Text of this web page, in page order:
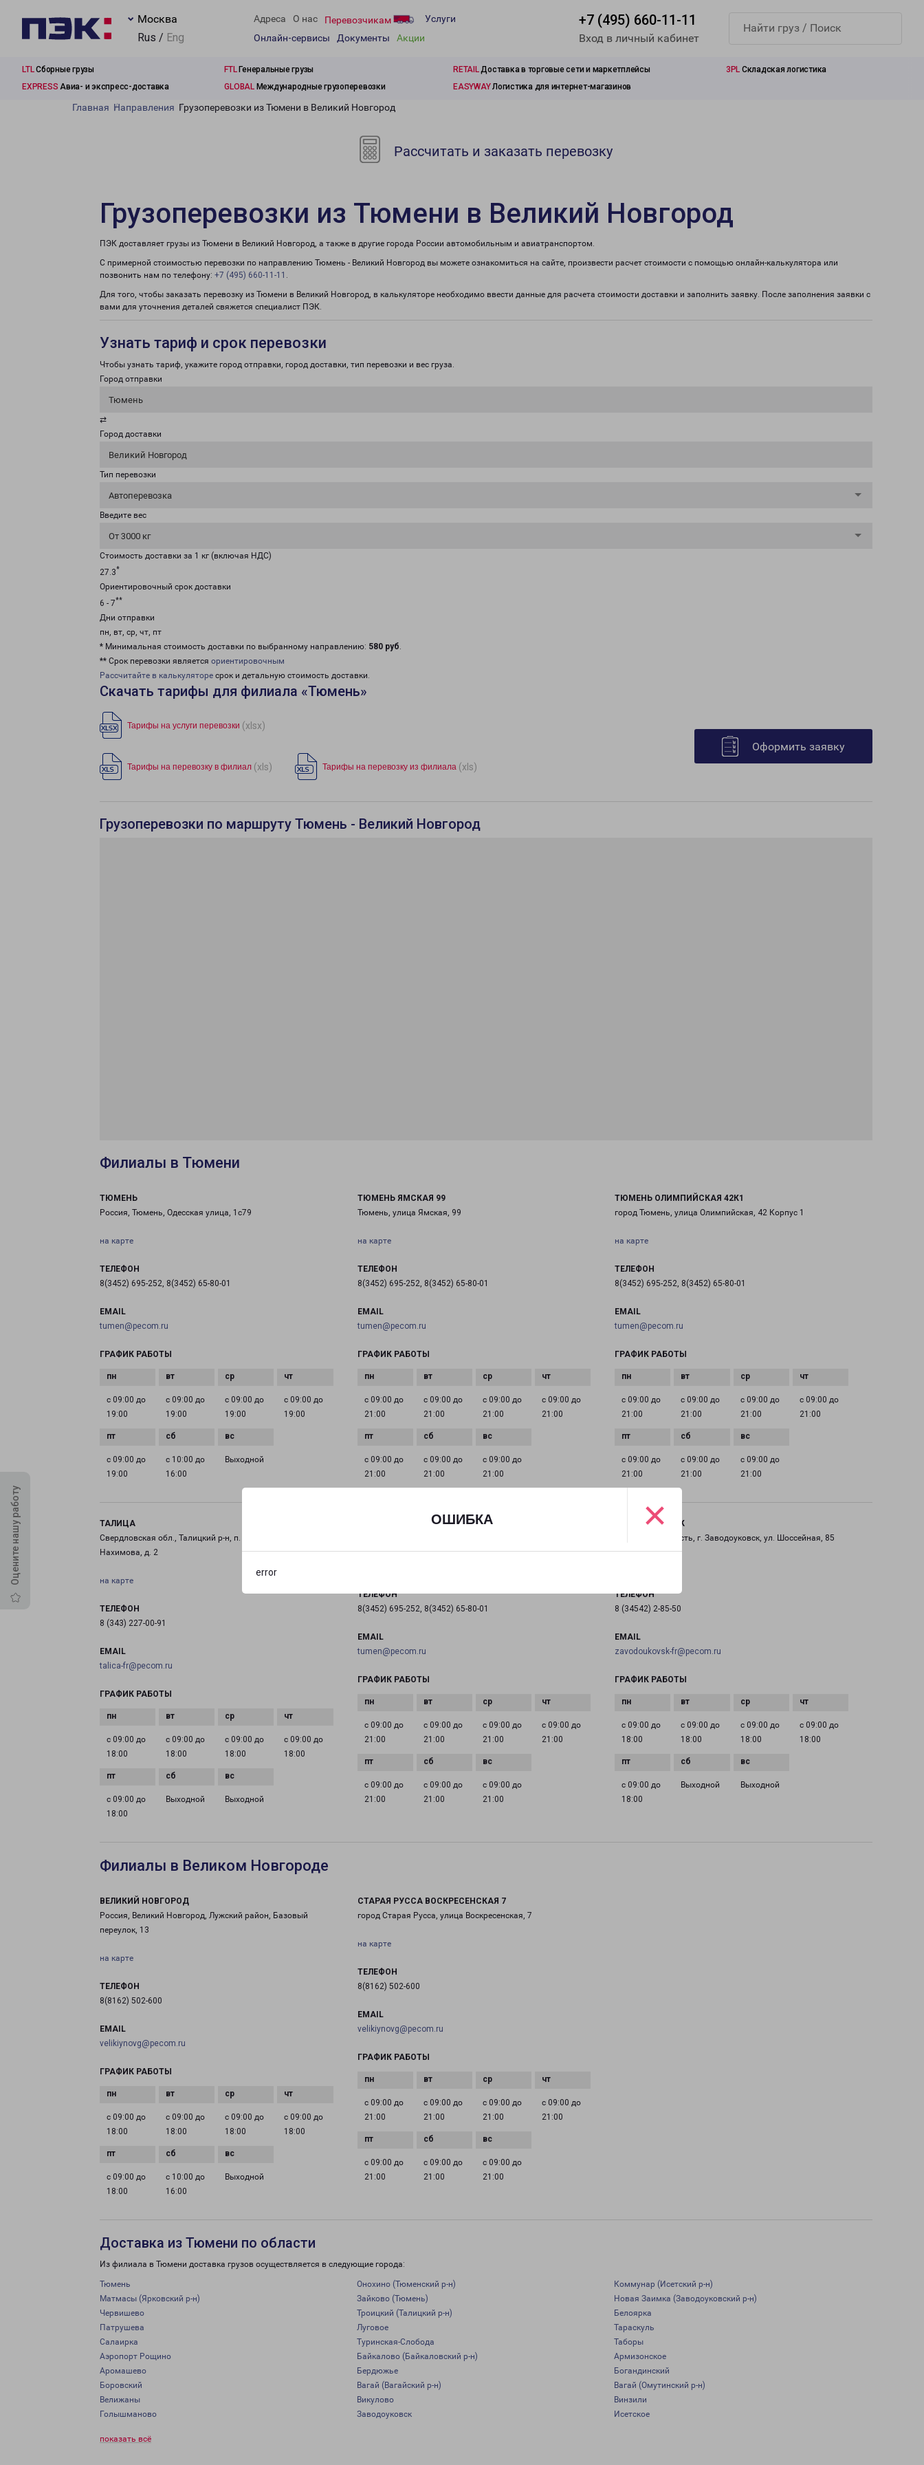
ОШИБКА
error
×
Москва
Rus / Eng
Адреса О нас Перевозчикам
Услуги
Онлайн-сервисы
Документы Акции
+7 (495) 660-11-11
Вход в личный кабинет
LTLСборные грузы FTLГенеральные грузы RETAILДоставка в торговые сети и маркетплейсы 3PL Складская логистика
EXPRESS Авиа- и экспресс-доставка GLOBALМеждународные грузоперевозки EASYWAYЛогистика для интернет-магазинов
Оцените нашу работу
Главная Направления Грузоперевозки из Тюмени в Великий Новгород
Рассчитать и заказать перевозку
Грузоперевозки из Тюмени в Великий Новгород
ПЭК доставляет грузы из Тюмени в Великий Новгород, а также в другие города России автомобильным и авиатранспортом.
С примерной стоимостью перевозки по направлению Тюмень - Великий Новгород вы можете ознакомиться на сайте, произвести расчет стоимости с помощью онлайн-калькулятора или
позвонить нам по телефону: +7 (495) 660-11-11 .
Для того, чтобы заказать перевозку из Тюмени в Великий Новгород, в калькуляторе необходимо ввести данные для расчета стоимости доставки и заполнить заявку. После заполнения заявки с
вами для уточнения деталей свяжется специалист ПЭК.
Узнать тариф и срок перевозки
Чтобы узнать тариф, укажите город отправки, город доставки, тип перевозки и вес груза.
Город отправки
Тюмень
⇄
Город доставки
Великий Новгород
Тип перевозки
Автоперевозка
Введите вес
От 3000 кг
Стоимость доставки за 1 кг (включая НДС)
27.3*
Ориентировочный срок доставки
6 - 7**
Дни отправки
пн, вт, ср, чт, пт
* Минимальная стоимость доставки по выбранному направлению: 580 руб.
** Срок перевозки является ориентировочным
Рассчитайте в калькуляторе срок и детальную стоимость доставки.
Скачать тарифы для филиала «Тюмень»
Тарифы на услуги перевозки (xlsx)
Тарифы на перевозку в филиал (xls) Тарифы на перевозку из филиала (xls)
Оформить заявку
Грузоперевозки по маршруту Тюмень - Великий Новгород
Филиалы в Тюмени
ТЮМЕНЬ
Россия, Тюмень, Одесская улица, 1с79
на карте
ТЕЛЕФОН
8(3452) 695-252, 8(3452) 65-80-01
EMAIL
tumen@pecom.ru
ГРАФИК РАБОТЫ
с 09:00 до
19:00
с 09:00 до
19:00
с 09:00 до
19:00
с 09:00 до
19:00
с 09:00 до
19:00
с 10:00 до
16:00
Выходной
ТЮМЕНЬ ЯМСКАЯ 99
Тюмень, улица Ямская, 99
на карте
ТЕЛЕФОН
8(3452) 695-252, 8(3452) 65-80-01
EMAIL
tumen@pecom.ru
ГРАФИК РАБОТЫ
с 09:00 до
21:00
с 09:00 до
21:00
с 09:00 до
21:00
с 09:00 до
21:00
с 09:00 до
21:00
с 09:00 до
21:00
с 09:00 до
21:00
ТЮМЕНЬ ОЛИМПИЙСКАЯ 42К1
город Тюмень, улица Олимпийская, 42 Корпус 1
на карте
ТЕЛЕФОН
8(3452) 695-252, 8(3452) 65-80-01
EMAIL
tumen@pecom.ru
ГРАФИК РАБОТЫ
с 09:00 до
21:00
с 09:00 до
21:00
с 09:00 до
21:00
с 09:00 до
21:00
с 09:00 до
21:00
с 09:00 до
21:00
с 09:00 до
21:00
ТАЛИЦА
Свердловская обл., Талицкий р-н, п. Троицкий, ул.
Нахимова, д. 2
на карте
ТЕЛЕФОН
8 (343) 227-00-91
EMAIL
talica-fr@pecom.ru
ГРАФИК РАБОТЫ
с 09:00 до
18:00
с 09:00 до
18:00
с 09:00 до
18:00
с 09:00 до
18:00
с 09:00 до
18:00
Выходной Выходной
ТЮМЕНЬ ШИРОТНАЯ 129/2
ТЕЛЕФОН
8(3452) 695-252, 8(3452) 65-80-01
EMAIL
tumen@pecom.ru
ГРАФИК РАБОТЫ
с 09:00 до
21:00
с 09:00 до
21:00
с 09:00 до
21:00
с 09:00 до
21:00
с 09:00 до
21:00
с 09:00 до
21:00
с 09:00 до
21:00
ЗАВОДОУКОВСК
Тюменская область, г. Заводоуковск, ул. Шоссейная, 85
ТЕЛЕФОН
8 (34542) 2-85-50
EMAIL
zavodoukovsk-fr@pecom.ru
ГРАФИК РАБОТЫ
с 09:00 до
18:00
с 09:00 до
18:00
с 09:00 до
18:00
с 09:00 до
18:00
с 09:00 до
18:00
Выходной Выходной
Филиалы в Великом Новгороде
ВЕЛИКИЙ НОВГОРОД
Россия, Великий Новгород, Лужский район, Базовый
переулок, 13
на карте
ТЕЛЕФОН
8(8162) 502-600
EMAIL
velikiynovg@pecom.ru
ГРАФИК РАБОТЫ
с 09:00 до
18:00
с 09:00 до
18:00
с 09:00 до
18:00
с 09:00 до
18:00
с 09:00 до
18:00
с 10:00 до
16:00
Выходной
СТАРАЯ РУССА ВОСКРЕСЕНСКАЯ 7
город Старая Русса, улица Воскресенская, 7
на карте
ТЕЛЕФОН
8(8162) 502-600
EMAIL
velikiynovg@pecom.ru
ГРАФИК РАБОТЫ
с 09:00 до
21:00
с 09:00 до
21:00
с 09:00 до
21:00
с 09:00 до
21:00
с 09:00 до
21:00
с 09:00 до
21:00
с 09:00 до
21:00
Доставка из Тюмени по области
Из филиала в Тюмени доставка грузов осуществляется в следующие города:
Тюмень Онохино (Тюменский р-н)
Коммунар (Исетский р-н)
Матмасы (Ярковский р-н)
Зайково (Тюмень)
Новая Заимка (Заводоуковский р-н)
Червишево
Троицкий (Талицкий р-н)
Белоярка
Патрушева
Луговое
Тараскуль
Салаирка
Туринская-Слобода
Таборы
Аэропорт Рощино
Байкалово (Байкаловский р-н)
Армизонское
Аромашево
Бердюжье
Богандинский
Боровский
Вагай (Вагайский р-н)
Вагай (Омутинский р-н)
Велижаны
Викулово
Винзили
Голышманово
Заводоуковск Исетское
показать всё